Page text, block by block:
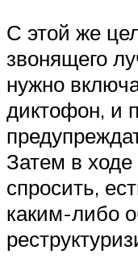
С этой же
звонящего
нужно
диктофон, и
Затем в
спросить,
каким-либо